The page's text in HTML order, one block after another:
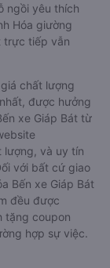
ngồi yêu thích
Hóa giường
trực tiếp vẫn
chất lượng
được hưởng
xe Giáp Bát từ
lượng, và uy tín
với bất cứ giao
Bến xe Giáp Bát
đều được
tặng coupon
hợp sự việc.